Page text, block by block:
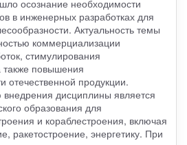
осознание необходимости
в инженерных разработках для
Актуальность темы
коммерциализации
стимулирования
повышения
отечественной продукции.
внедрения дисциплины является
образования для
и кораблестроения, включая
ракетостроение, энергетику. При